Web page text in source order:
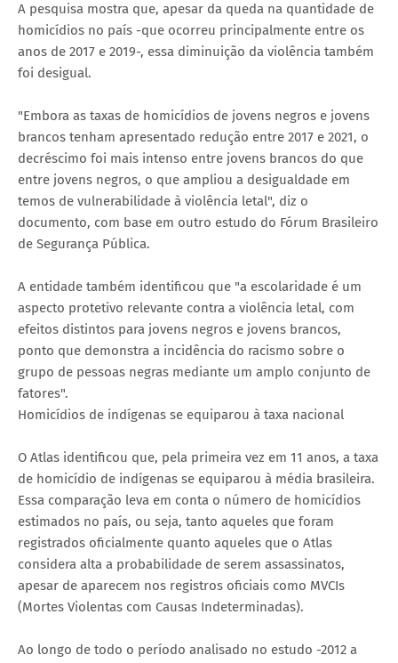
A pesquisa mostra que, apesar da queda na quantidade de
homicídios no país -que ocorreu principalmente entre os
anos de 2017 e 2019-, essa diminuição da violência também
foi desigual.
"Embora as taxas de homicídios de jovens negros e jovens
brancos tenham apresentado redução entre 2017 e 2021, o
decréscimo foi mais intenso entre jovens brancos do que
entre jovens negros, o que ampliou a desigualdade em
temos de vulnerabilidade à violência letal", diz o
documento, com base em outro estudo do Fórum Brasileiro
de Segurança Pública.
A entidade também identificou que "a escolaridade é um
aspecto protetivo relevante contra a violência letal, com
efeitos distintos para jovens negros e jovens brancos,
ponto que demonstra a incidência do racismo sobre o
grupo de pessoas negras mediante um amplo conjunto de
fatores".
Homicídios de indígenas se equiparou à taxa nacional
O Atlas identificou que, pela primeira vez em 11 anos, a taxa
de homicídio de indígenas se equiparou à média brasileira.
Essa comparação leva em conta o número de homicídios
estimados no país, ou seja, tanto aqueles que foram
registrados oficialmente quanto aqueles que o Atlas
considera alta a probabilidade de serem assassinatos,
apesar de aparecem nos registros oficiais como MVCIs
(Mortes Violentas com Causas Indeterminadas).
Ao longo de todo o período analisado no estudo -2012 a